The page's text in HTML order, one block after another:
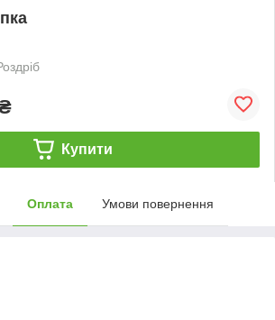
Купити
Оплата Умови повернення